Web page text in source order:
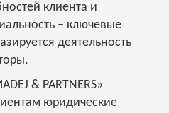
клиента и
– ключевые
деятельность
& PARTNERS»
юридические